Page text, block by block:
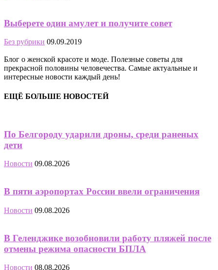
Выберете один амулет и получите совет
Без рубрики 09.09.2019
Блог о женской красоте и моде. Полезные советы для
прекрасной половины человечества. Самые актуальные и
интересные новости каждый день!
ЕЩЁ БОЛЬШЕ НОВОСТЕЙ
По Белгороду ударили дроны, среди раненых
дети
Новости 09.08.2026
В пяти аэропортах России ввели ограничения
Новости 09.08.2026
В Геленджике возобновили работу пляжей после
отмены режима опасности БПЛА
Новости 08.08.2026